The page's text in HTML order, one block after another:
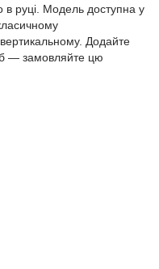
в руці. Модель доступна у
Додайте
— замовляйте цю